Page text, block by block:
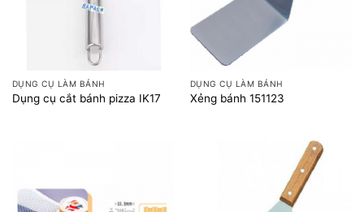
DỤNG CỤ LÀM BÁNH
Dụng cụ cắt bánh pizza IK17
DỤNG CỤ LÀM BÁNH
Xẻng bánh 151123